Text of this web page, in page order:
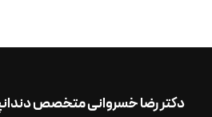
دکتر رضا خسروانی متخصص